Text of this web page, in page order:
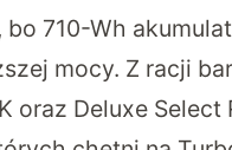
710-Wh
mocy. Z racji
oraz Deluxe